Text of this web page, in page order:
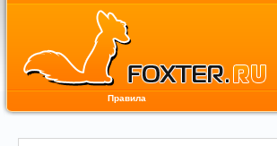
Правила